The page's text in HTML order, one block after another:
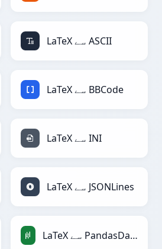
LaTeX سے ASCII
LaTeX سے BBCode
LaTeX سے INI
LaTeX سے JSONLines
LaTeX سے PandasDataFrame